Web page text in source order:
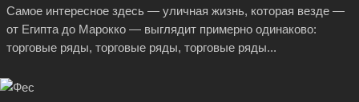
Самое интересное здесь — уличная жизнь, которая везде —
от Египта до Марокко — выглядит примерно одинаково:
торговые ряды, торговые ряды, торговые ряды...